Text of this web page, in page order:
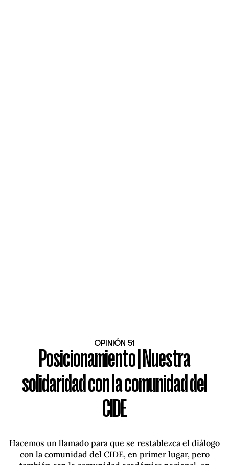
OPINIÓN 51
Posicionamiento | Nuestra
solidaridad con la comunidad del
CIDE
Hacemos un llamado para que se restablezca el diálogo
con la comunidad del CIDE, en primer lugar, pero